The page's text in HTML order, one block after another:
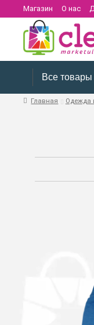
Магазин О нас
Все товары
Главная Одежда